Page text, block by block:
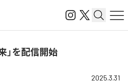
」を配信開始
2025.3.31